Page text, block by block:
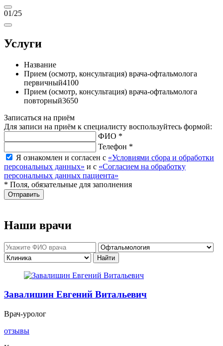
01/25
Услуги
Название
Прием (осмотр, консультация) врача-офтальмолога
первичный4100
Прием (осмотр, консультация) врача-офтальмолога
повторный3650
Записаться на приём
Для записи на приём к специалисту воспользуйтесь формой:
ФИО *
Телефон *
Я ознакомлен и согласен с «Условиями сбора и обработки
персональных данных» и с «Согласием на обработку
персональных данных пациента»
* Поля, обязательные для заполнения
Отправить
Наши врачи
Завалишин Евгений Витальевич
Врач-уролог
отзывы